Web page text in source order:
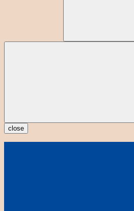
close